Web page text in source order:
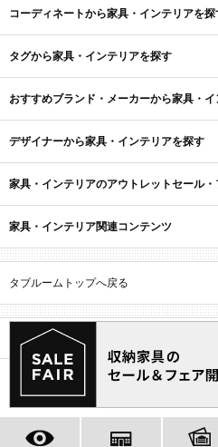
コーディネートから家具・インテリアを探
タグから家具・インテリアを探す
おすすめブランド・メーカーから家具・
デザイナーから家具・インテリアを探す
家具・インテリアのアウトレットセール
家具・インテリア関連コンテンツ
タブルームトップへ戻る
サイトマップ